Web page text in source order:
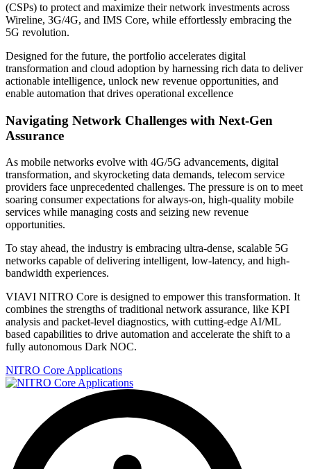
(CSPs) to protect and maximize their network investments across
Wireline, 3G/4G, and IMS Core, while effortlessly embracing the
5G revolution.
Designed for the future, the portfolio accelerates digital
transformation and cloud adoption by harnessing rich data to deliver
actionable intelligence, unlock new revenue opportunities, and
enable automation that drives operational excellence
Navigating Network Challenges with Next-Gen
Assurance
As mobile networks evolve with 4G/5G advancements, digital
transformation, and skyrocketing data demands, telecom service
providers face unprecedented challenges. The pressure is on to meet
soaring consumer expectations for always-on, high-quality mobile
services while managing costs and seizing new revenue
opportunities.
To stay ahead, the industry is embracing ultra-dense, scalable 5G
networks capable of delivering intelligent, low-latency, and high-
bandwidth experiences.
VIAVI NITRO Core is designed to empower this transformation. It
combines the strengths of traditional network assurance, like KPI
analysis and packet-level diagnostics, with cutting-edge AI/ML
based capabilities to drive automation and accelerate the shift to a
fully autonomous Dark NOC.
NITRO Core Applications